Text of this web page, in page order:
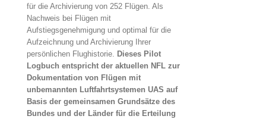
für die Archivierung von 252 Flügen. Als
Nachweis bei Flügen mit
Aufstiegsgenehmigung und optimal für die
Aufzeichnung und Archivierung Ihrer
persönlichen Flughistorie. Dieses Pilot
Logbuch entspricht der aktuellen NFL zur
Dokumentation von Flügen mit
unbemannten Luftfahrtsystemen UAS auf
Basis der gemeinsamen Grundsätze des
Bundes und der Länder für die Erteilung